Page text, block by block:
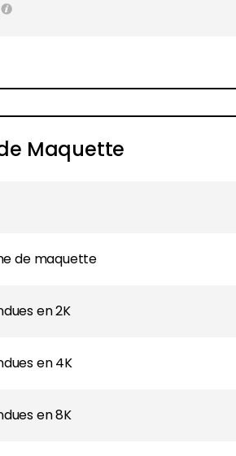
Maquette
de maquette
en 2K
en 4K
en 8K